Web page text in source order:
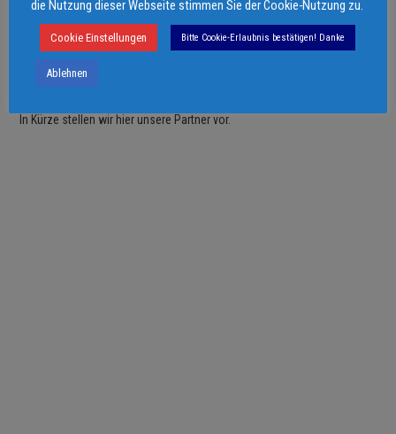
In Kürze stellen wir hier unsere Partner vor.
die Nutzung dieser Webseite stimmen Sie der Cookie-Nutzung zu.
Cookie Einstellungen Bitte Cookie-Erlaubnis bestätigen! Danke
Ablehnen